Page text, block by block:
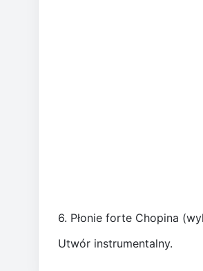
6. Płonie forte Chopina
Utwór instrumentalny.